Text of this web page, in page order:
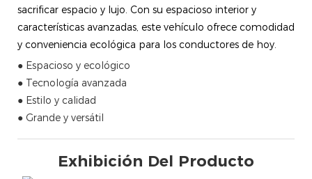
sacrificar espacio y lujo. Con su espacioso interior y
características avanzadas, este vehículo ofrece comodidad
y conveniencia ecológica para los conductores de hoy.
● Espacioso y ecológico
● Tecnología avanzada
● Estilo y calidad
● Grande y versátil
Exhibición Del Producto